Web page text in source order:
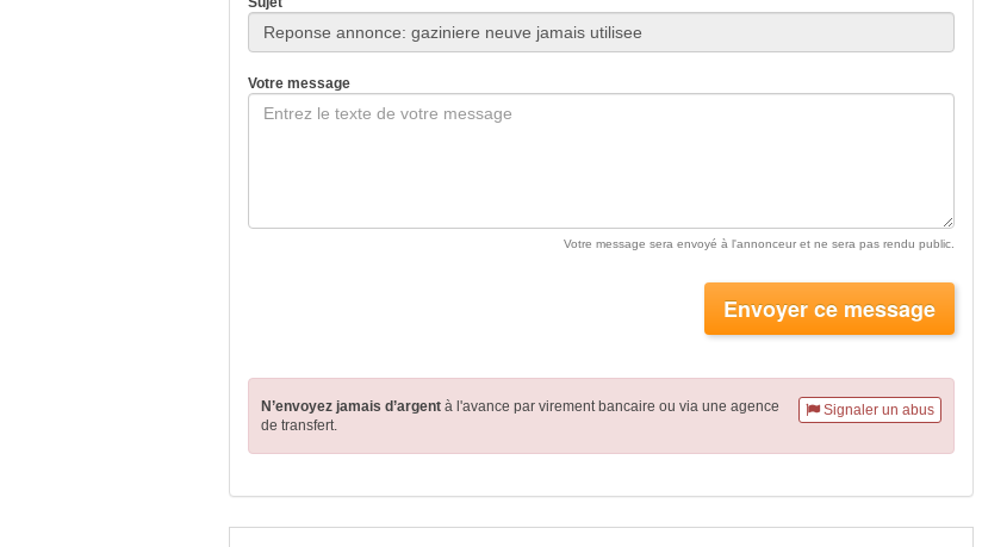
Votre message
Votre message sera envoyé à l'annonceur et ne sera pas rendu public.
Envoyer ce message
Signaler un abus
N’envoyez jamais d’argent à l'avance par virement bancaire ou via une agence
de transfert.